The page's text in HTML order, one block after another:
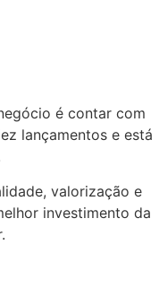
é contar com
lançamentos e está
valorização e
investimento da